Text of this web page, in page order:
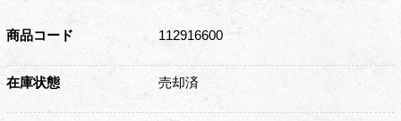
商品コード 112916600
在庫状態 売却済